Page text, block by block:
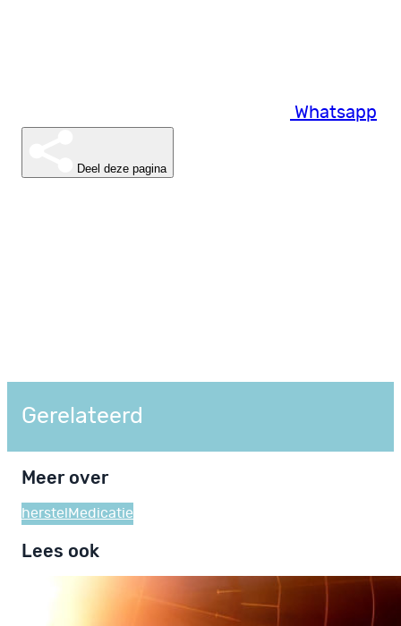
Whatsapp
Deel deze pagina
Gerelateerd
Meer over
herstel Medicatie
Lees ook